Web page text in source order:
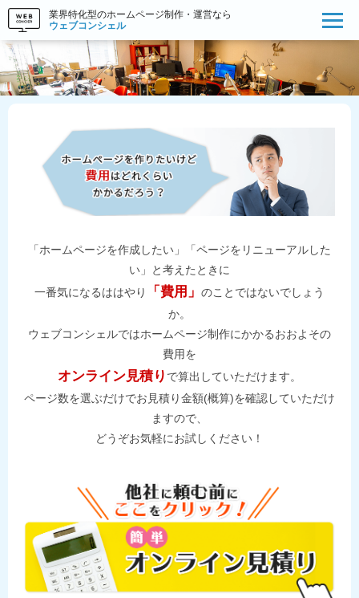
業界特化型のホームページ制作・運営なら
ウェブコンシェル
「ホームページを作成したい」「ページをリニューアルした
い」と考えたときに
一番気になるははやり
「費用」 のことではないでしょう
か。
ウェブコンシェルではホームページ制作にかかるおおよその
費用を
オンライン見積り で算出していただけます。
ページ数を選ぶだけでお見積り金額(概算)を確認していただけ
ますので、
どうぞお気軽にお試しください！